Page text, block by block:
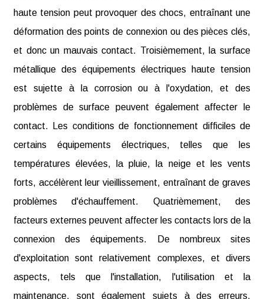
haute tension peut provoquer des chocs, entraînant une
déformation des points de connexion ou des pièces clés,
et donc un mauvais contact. Troisièmement, la surface
métallique des équipements électriques haute tension
est sujette à la corrosion ou à l'oxydation, et des
problèmes de surface peuvent également affecter le
contact. Les conditions de fonctionnement difficiles de
certains équipements électriques, telles que les
températures élevées, la pluie, la neige et les vents
forts, accélèrent leur vieillissement, entraînant de graves
problèmes d'échauffement. Quatrièmement, des
facteurs externes peuvent affecter les contacts lors de la
connexion des équipements. De nombreux sites
d'exploitation sont relativement complexes, et divers
aspects, tels que l'installation, l'utilisation et la
maintenance, sont également sujets à des erreurs,